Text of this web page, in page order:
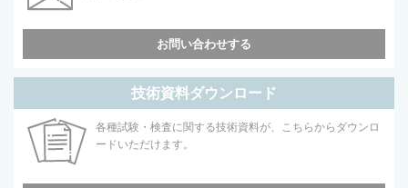
お問い合わせする
技術資料ダウンロード
各種試験・検査に関する技術資料が、こちらからダウンロ
ードいただけます。